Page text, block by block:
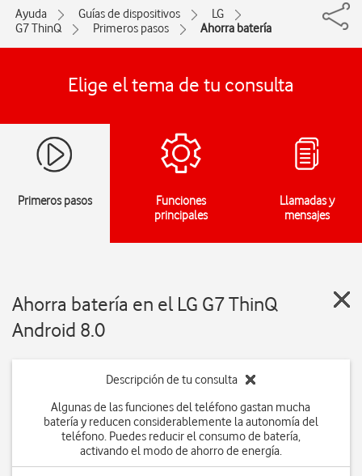
Ayuda Guías de dispositivos
LG
G7 ThinQ
Primeros pasos Ahorra batería
Elige el tema de tu consulta
Primeros pasos
Funciones
principales
Llamadas y
mensajes
Ahorra batería en el LG G7 ThinQ
Android 8.0
Descripción de tu consulta
Algunas de las funciones del teléfono gastan mucha
batería y reducen considerablemente la autonomía del
teléfono. Puedes reducir el consumo de batería,
activando el modo de ahorro de energía.